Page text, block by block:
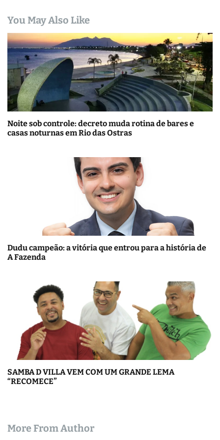
You May Also Like
Noite sob controle: decreto muda rotina de bares e
casas noturnas em Rio das Ostras
Dudu campeão: a vitória que entrou para a história de
A Fazenda
SAMBA D VILLA VEM COM UM GRANDE LEMA
“RECOMECE”
More From Author